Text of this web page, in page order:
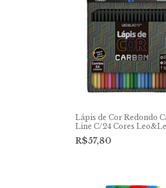
Lápis de Cor Redondo
Line C/24 Cores
R$57,80